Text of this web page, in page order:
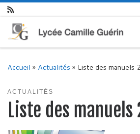
Skip to content
Accueil » Actualités » Liste des
ACTUALITÉS
Liste des manuels